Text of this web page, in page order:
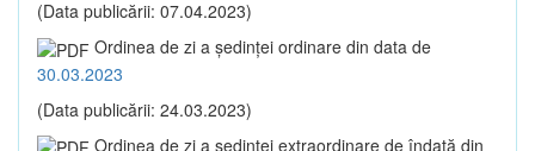
(Data publicării: 07.04.2023)
Ordinea de zi a şedinţei ordinare din data de
30.03.2023
(Data publicării: 24.03.2023)
Ordinea de zi a şedinţei extraordinare de îndată din